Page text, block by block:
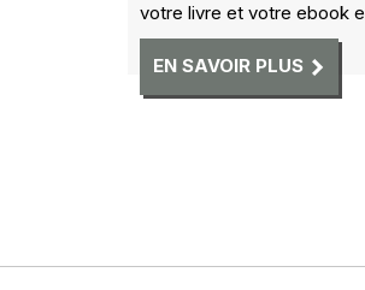
votre livre et votre ebook
EN SAVOIR PLUS